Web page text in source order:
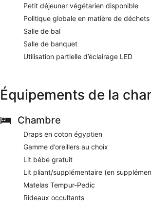
Petit déjeuner végétarien disponible
Politique globale en matière de
Salle de bal
Salle de banquet
Utilisation partielle d’éclairage LED
Équipements de la
Chambre
Draps en coton égyptien
Gamme d’oreillers au choix
Lit bébé gratuit
Lit pliant/supplémentaire (en
Matelas Tempur-Pedic
Rideaux occultants